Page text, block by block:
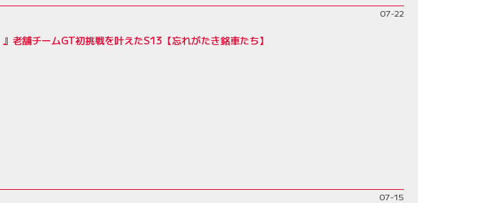
07-22
老舗チームGT初挑戦を叶えたS13【忘れがたき銘車たち】
07-15